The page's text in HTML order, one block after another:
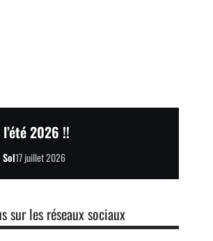
2026 !!
17 juillet 2026
sur les réseaux sociaux